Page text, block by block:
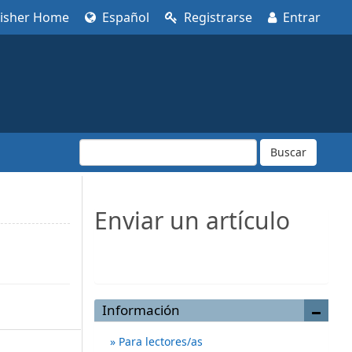
Home Español Registrarse Entrar
Buscar
Enviar un artículo
Información
Para lectores/as